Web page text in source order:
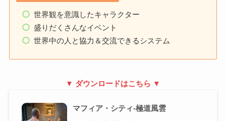
世界観を意識したキャラクター
盛りだくさんなイベント
世界中の人と協力＆交流できるシステム
▼ ダウンロードはこちら ▼
マフィア・シティ-極道風雲